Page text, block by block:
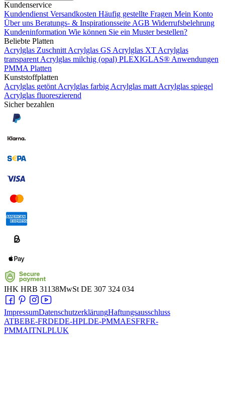
Kundenservice
Kundendienst Versandkosten Häufig gestellte Fragen Mein Konto
Über uns Beratungs- & Inspirationsseite AGB Widerrufsbelehrung
Kundeninformation Wie können Sie ein Muster bestellen?
Beliebte Platten
Acrylglas Zuschnitt Acrylglas GS Acrylglas XT Acrylglas
transparent Acrylglas milchig (opal) PLEXIGLAS® Anwendungen
PMMA Platten
Kunststoffplatten
Acrylglas getönt Acrylglas farbig Acrylglas matt Acrylglas spiegel
Acrylglas fluoreszierend
Sicher bezahlen
IHK HRB 31138MwSt DE 307 324 034
ImpressumDatenschutzerklärungHaftungsausschluss
ATBEBE-FRDEDE-HPLDE-PMMAESFRFR-
PMMAITNLPLUK